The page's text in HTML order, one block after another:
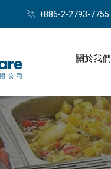
+886-2-2793-7755
關於我們